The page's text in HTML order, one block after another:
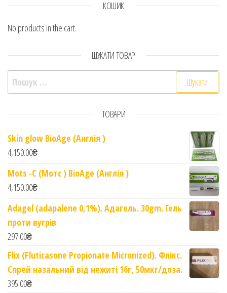
КОШИК
No products in the cart.
ШУКАТИ ТОВАР
Пошук:
ТОВАРИ
Skin glow BioAge (Англія )
4,150.00₴
Mots -C (Мотс ) BioAge (Англія )
4,150.00₴
Adagel (adapalene 0,1%). Адагель. 30gm. Гель
проти вугрів
297.00₴
Flix (Fluticasone Propionate Micronized). Флікс.
Спрей назальний від нежиті 16г, 50мкг/доза.
395.00₴